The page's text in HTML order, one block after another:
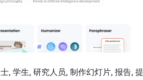
, 学生, 研究人员, 制作幻灯片, 报告,